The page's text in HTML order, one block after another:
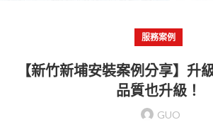
服務案例
【新竹新埔安裝案例分享】升
品質也升級！
GUO